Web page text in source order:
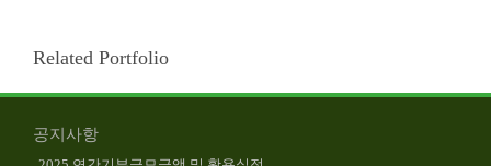
Related Portfolio
공지사항